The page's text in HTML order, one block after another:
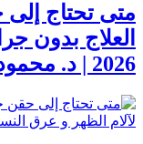
متى تحتاج
العلاج بدون
2026 | د. محمود غلاب